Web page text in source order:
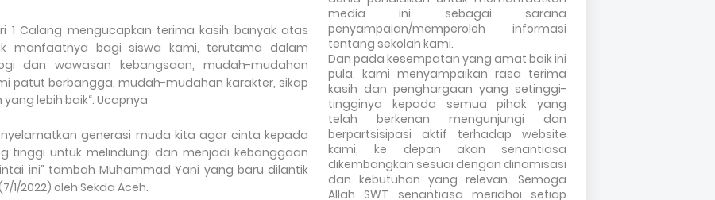
1 Calang mengucapkan terima kasih banyak atas
manfaatnya bagi siswa kami, terutama dalam
dan wawasan kebangsaan, mudah-mudahan
patut berbangga, mudah-mudahan karakter, sikap
lebih baik“. Ucapnya
generasi muda kita agar cinta kepada
tinggi untuk melindungi dan menjadi kebanggaan
ini” tambah Muhammad Yani yang baru dilantik
1/2022) oleh Sekda Aceh.
media ini sebagai sarana
penyampaian/memperoleh informasi
tentang sekolah kami.
Dan pada kesempatan yang amat baik ini
pula, kami menyampaikan rasa terima
kasih dan penghargaan yang setinggi-
tingginya kepada semua pihak yang
telah berkenan mengunjungi dan
berpartsisipasi aktif terhadap website
kami, ke depan akan senantiasa
dikembangkan sesuai dengan dinamisasi
dan kebutuhan yang relevan. Semoga
Allah SWT senantiasa meridhoi setiap